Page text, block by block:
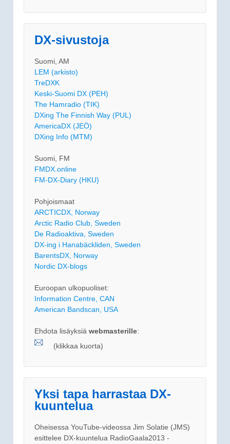
DX-sivustoja
Suomi, AM
LEM (arkisto)
TreDXK
Keski-Suomi DX (PEH)
The Hamradio (TIK)
DXing The Finnish Way (PUL)
AmericaDX (JEÖ)
DXing Info (MTM)
Suomi, FM
FMDX.online
FM-DX-Diary (HKU)
Pohjoismaat
ARCTICDX, Norway
Arctic Radio Club, Sweden
De Radioaktiva, Sweden
DX-ing i Hanabäckliden, Sweden
BarentsDX, Norway
Nordic DX-blogs
Euroopan ulkopuoliset:
Information Centre, CAN
American Bandscan, USA
Ehdota lisäyksiä webmasterille:
(klikkaa kuorta)
Yksi tapa harrastaa DX-
kuuntelua
Oheisessa YouTube-videossa Jim Solatie (JMS)
esittelee DX-kuuntelua RadioGaala2013 -